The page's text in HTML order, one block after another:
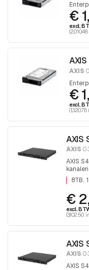
€
excl.
AXIS
€
excl.
AXIS
AXIS
AXIS
camera
8TB
€
excl.
(3,102.50
AXIS
AXIS
AXIS